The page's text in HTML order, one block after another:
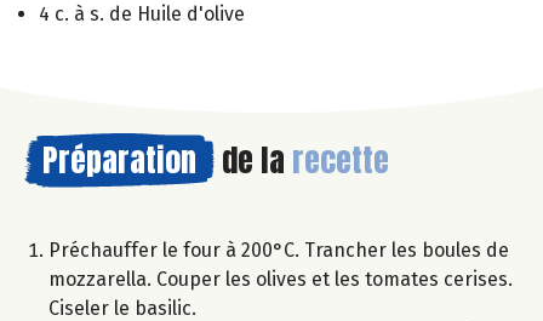
4 c. à s. de Huile d'olive
Préparation de la recette
Préchauffer le four à 200°C. Trancher les boules de
mozzarella. Couper les olives et les tomates cerises.
Ciseler le basilic.